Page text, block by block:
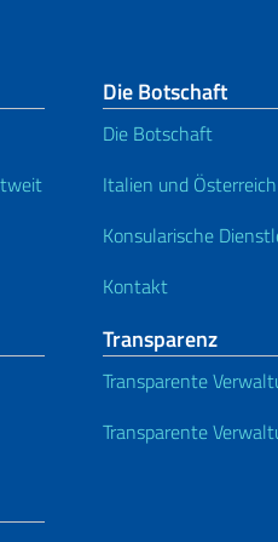
Die Botschaft
Die Botschaft
Italien und Österreich
Konsularische
Kontakt
Transparenz
Transparente
Transparente